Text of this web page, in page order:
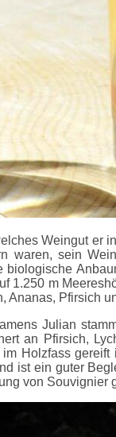
Weingut er in
waren, sein
biologische
1.250 m
Ananas, Pfirsich
Julian
an Pfirsich,
Holzfass
ist ein guter
von Souvignier